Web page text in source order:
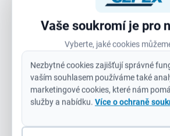
Vaše soukromí je pro
Vyberte, jaké cookies
Nezbytné cookies zajišťují správné
vaším souhlasem používáme také
marketingové cookies, které nám
služby a nabídku. Více o ochraně
profesionálního nářadí a
Tento respirátor
nesplňuje
ale přinášínadstandardní
detaily, které oceníte při
nejpřísnější bezpečnostní
Doporučení pro
přiložením dlaní k